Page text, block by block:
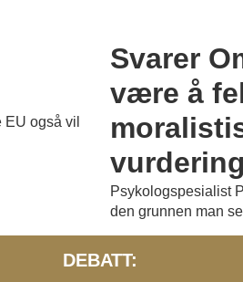
også vil
Svarer
være å
Psykologspesialist
den grunnen man
DEBATT: